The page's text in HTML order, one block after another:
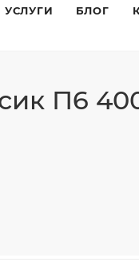
УСЛУГИ БЛОГ
П6